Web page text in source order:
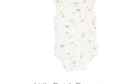
prijs
was:
€9,99.
prijs
is:
€7,89.